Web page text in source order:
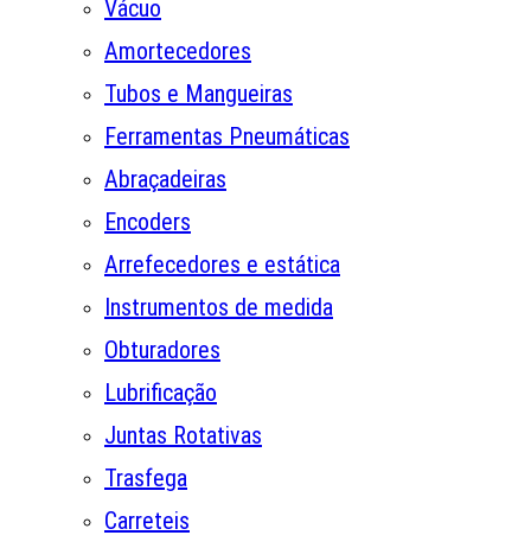
Vácuo
Amortecedores
Tubos e Mangueiras
Ferramentas Pneumáticas
Abraçadeiras
Encoders
Arrefecedores e estática
Instrumentos de medida
Obturadores
Lubrificação
Juntas Rotativas
Trasfega
Carreteis